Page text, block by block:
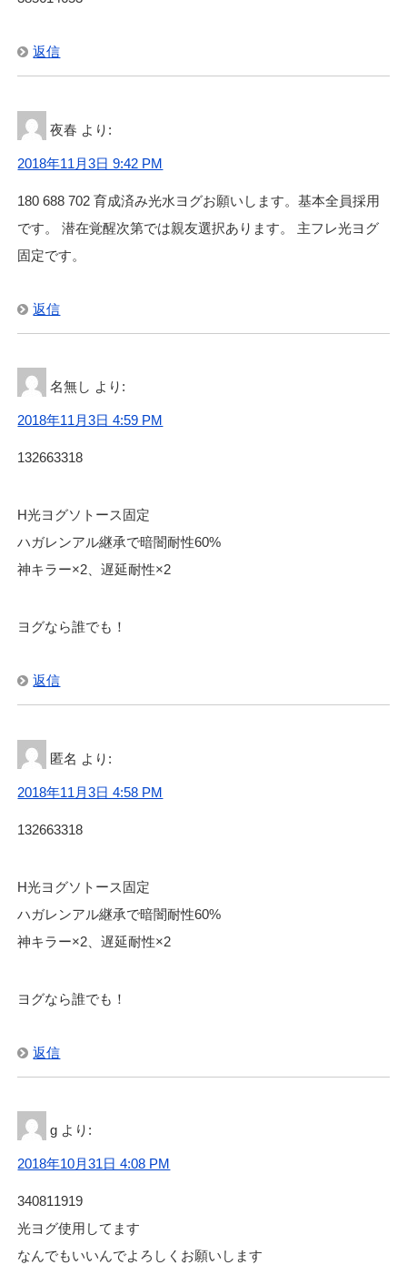
返信
夜春 より:
2018年11月3日 9:42 PM
180 688 702 育成済み光水ヨグお願いします。基本全員採用
です。 潜在覚醒次第では親友選択あります。 主フレ光ヨグ
固定です。
返信
名無し より:
2018年11月3日 4:59 PM
132663318
H光ヨグソトース固定
ハガレンアル継承で暗闇耐性60%
神キラー×2、遅延耐性×2
ヨグなら誰でも！
返信
匿名 より:
2018年11月3日 4:58 PM
132663318
H光ヨグソトース固定
ハガレンアル継承で暗闇耐性60%
神キラー×2、遅延耐性×2
ヨグなら誰でも！
返信
g より:
2018年10月31日 4:08 PM
340811919
光ヨグ使用してます
なんでもいいんでよろしくお願いします